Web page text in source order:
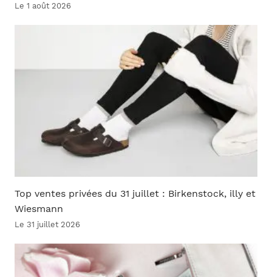
Le 1 août 2026
Top ventes privées du 31 juillet : Birkenstock, illy et
Wiesmann
Le 31 juillet 2026